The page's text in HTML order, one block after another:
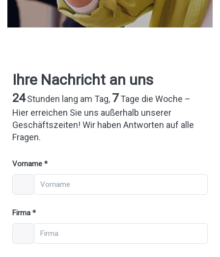
Ihre Nachricht an uns
24Stunden lang am Tag, 7 Tage die Woche –
Hier erreichen Sie uns außerhalb unserer
Geschäftszeiten! Wir haben Antworten auf alle
Fragen.
Vorname
Firma